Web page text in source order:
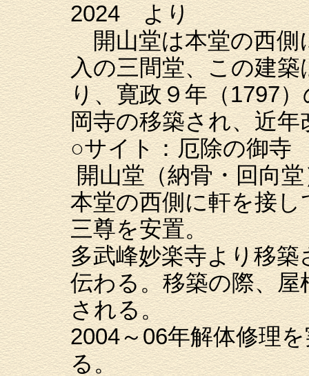
2024 より
開山堂は本堂の西側
入の三間堂、この建
り、寛政９年（1797
岡寺の移築され、近
○サイト：厄除の御
開山堂（納骨・回向堂
本堂の西側に軒を接
三尊を安置。
多武峰妙楽寺より移
伝わる。移築の際、
される。
2004～06年解体修理
る。